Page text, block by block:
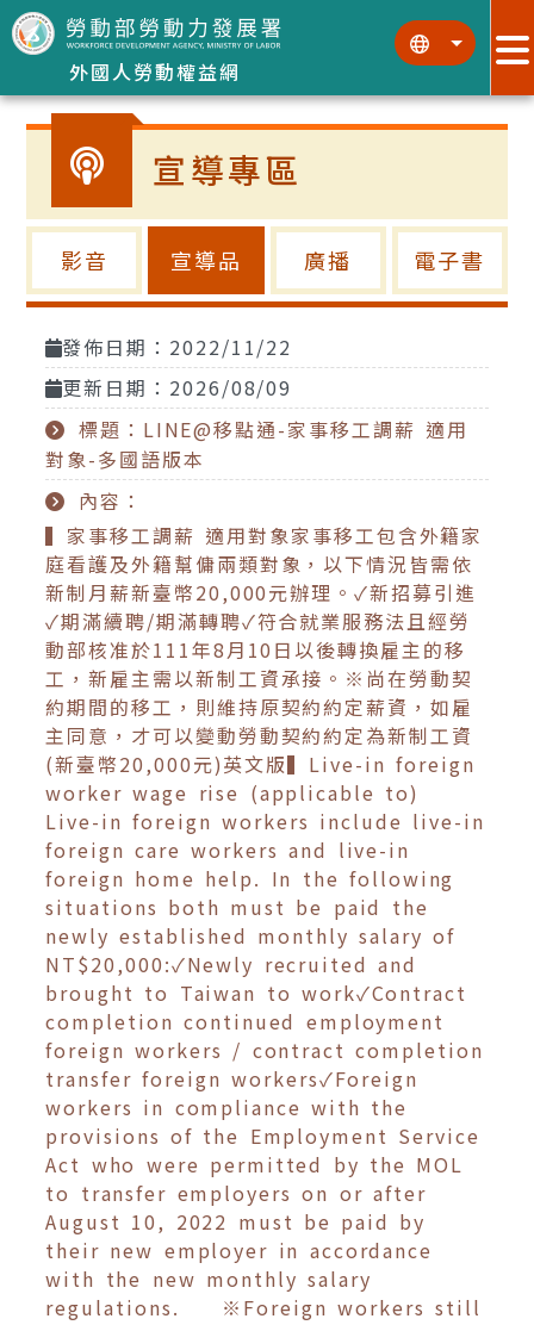
跳到主要內容區塊
外國人勞動權益網
::: :::
宣導專區
影音 宣導品 廣播 電子書
發佈日期：2022/11/22
更新日期：2026/08/09
標題：LINE@移點通-家事移工調薪 適用
對象-多國語版本
內容：
▍家事移工調薪 適用對象家事移工包含外籍家
庭看護及外籍幫傭兩類對象，以下情況皆需依
新制月薪新臺幣20,000元辦理。✓新招募引進
✓期滿續聘/期滿轉聘✓符合就業服務法且經勞
動部核准於111年8月10日以後轉換雇主的移
工，新雇主需以新制工資承接。※尚在勞動契
約期間的移工，則維持原契約約定薪資，如雇
主同意，才可以變動勞動契約約定為新制工資
(新臺幣20,000元)英文版▍Live-in foreign
worker wage rise (applicable to)
Live-in foreign workers include live-in
foreign care workers and live-in
foreign home help. In the following
situations both must be paid the
newly established monthly salary of
NT$20,000:✓Newly recruited and
brought to Taiwan to work✓Contract
completion continued employment
foreign workers / contract completion
transfer foreign workers✓Foreign
workers in compliance with the
provisions of the Employment Service
Act who were permitted by the MOL
to transfer employers on or after
August 10, 2022 must be paid by
their new employer in accordance
with the new monthly salary
regulations. ※Foreign workers still